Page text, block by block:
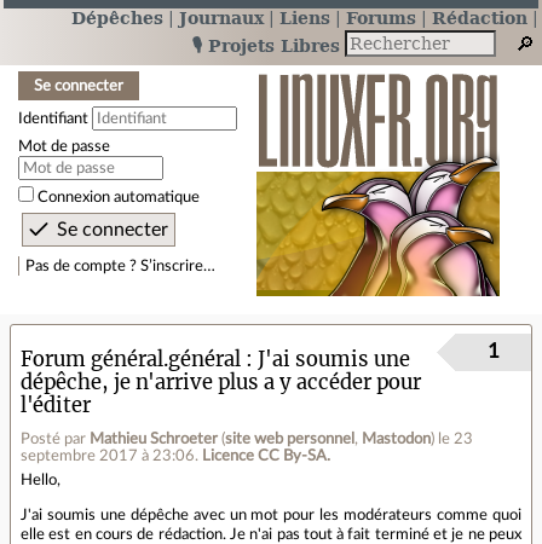
Dépêches Journaux Liens Forums
Rédaction
🎙️ Projets Libres
Se connecter
Identifiant
Mot de passe
Connexion automatique
Pas de compte ? S’inscrire…
Forum général.général
J'ai soumis une
dépêche, je n'arrive plus a y accéder pour
l'éditer
Posté par Mathieu Schroeter (site web personnel , Mastodon) le 23
septembre 2017 à 23:06. Licence CC By‑SA.
1
Hello,
J'ai soumis une dépêche avec un mot pour les modérateurs comme quoi
elle est en cours de rédaction. Je n'ai pas tout à fait terminé et je ne peux